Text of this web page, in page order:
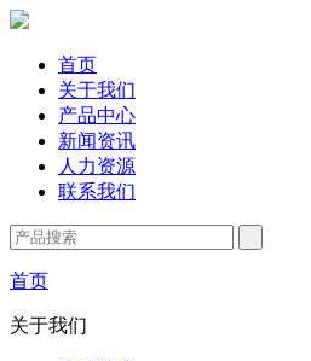
首页
关于我们
产品中心
新闻资讯
人力资源
联系我们
首页
关于我们